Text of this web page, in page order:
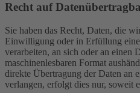
Recht auf
Sie haben das Recht, Daten, die
Einwilligung oder in Erfüllung
verarbeiten, an sich oder an einen
maschinenlesbaren Format
direkte Übertragung der Daten an
verlangen, erfolgt dies nur, soweit